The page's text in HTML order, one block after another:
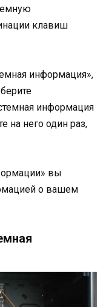
клавиш
информация»,
информация
на него один раз,
вы
о вашем